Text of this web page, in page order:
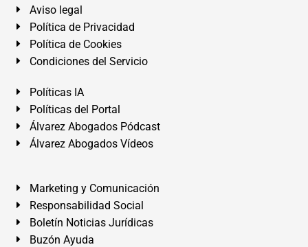
Aviso legal
Política de Privacidad
Política de Cookies
Condiciones del Servicio
Políticas IA
Políticas del Portal
Álvarez Abogados Pódcast
Álvarez Abogados Vídeos
Marketing y Comunicación
Responsabilidad Social
Boletín Noticias Jurídicas
Buzón Ayuda